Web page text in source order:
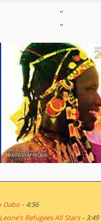
du monde
Parution : 27/05/2014
"
"
Dabo - 4:56
Refugees All Stars- 3:49